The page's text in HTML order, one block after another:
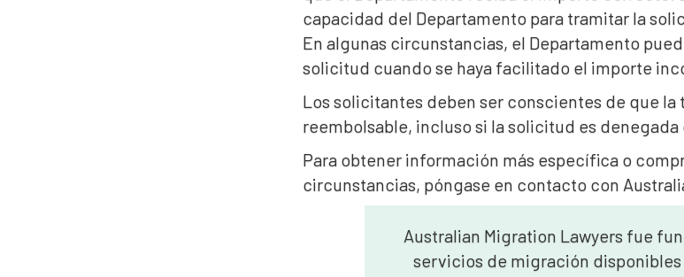
capacidad del Departamento para tramitar la
En algunas circunstancias, el Departamento
solicitud cuando se haya facilitado el importe
Los solicitantes deben ser conscientes de que
reembolsable, incluso si la solicitud es denegada
Para obtener información más específica o
circunstancias, póngase en contacto con
Australian Migration Lawyers fue
servicios de migración